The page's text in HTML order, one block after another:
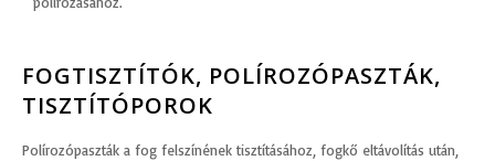
FOGTISZTÍTÓK, POLÍROZÓPASZTÁK,
TISZTÍTÓPOROK
Polírozópaszták a fog felszínének tisztításához, fogkő eltávolítás után,